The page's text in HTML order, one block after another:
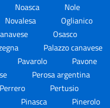
Noasca
Nole
Novalesa
Oglianico
Osasco
Palazzo canavese
Pavarolo
Pavone
Perosa argentina
Perrero
Pertusio
Pinasca
Pinerolo